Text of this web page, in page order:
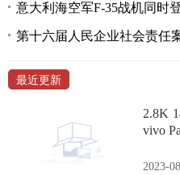
意大利海空军F-35战机同时
第十六届人民企业社会责任
最近更新
2.8K
vivo
2023-